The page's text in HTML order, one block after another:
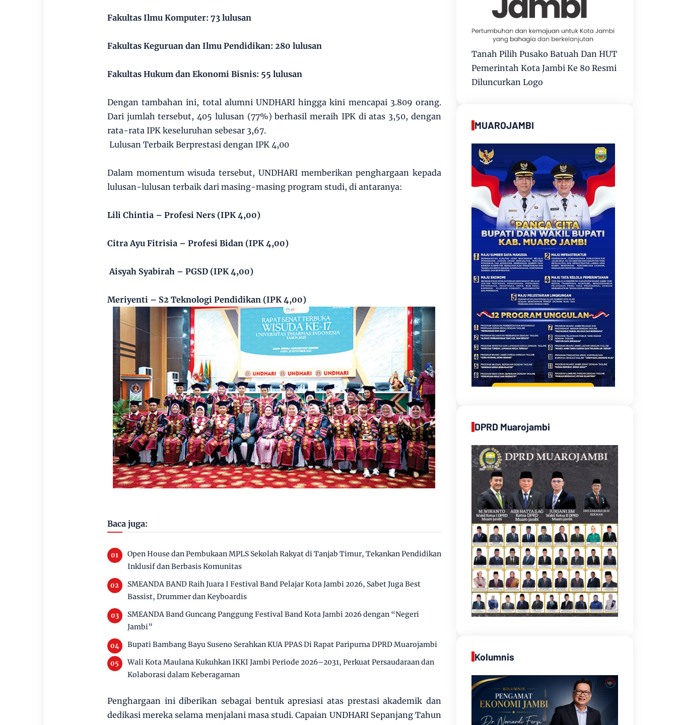
Fakultas Ilmu Komputer: 73 lulusan
Fakultas Keguruan dan Ilmu Pendidikan: 280 lulusan
Fakultas Hukum dan Ekonomi Bisnis: 55 lulusan
Dengan tambahan ini, total alumni UNDHARI hingga kini mencapai 3.809 orang.
Dari jumlah tersebut, 405 lulusan (77%) berhasil meraih IPK di atas 3,50, dengan
rata-rata IPK keseluruhan sebesar 3,67.
Lulusan Terbaik Berprestasi dengan IPK 4,00
Dalam momentum wisuda tersebut, UNDHARI memberikan penghargaan kepada
lulusan-lulusan terbaik dari masing-masing program studi, di antaranya:
Lili Chintia – Profesi Ners (IPK 4,00)
Citra Ayu Fitrisia – Profesi Bidan (IPK 4,00)
Aisyah Syabirah – PGSD (IPK 4,00)
Meriyenti – S2 Teknologi Pendidikan (IPK 4,00)
Baca juga:
Open House dan Pembukaan MPLS Sekolah Rakyat di Tanjab Timur, Tekankan Pendidikan
Inklusif dan Berbasis Komunitas
SMEANDA BAND Raih Juara I Festival Band Pelajar Kota Jambi 2026, Sabet Juga Best
Bassist, Drummer dan Keyboardis
SMEANDA Band Guncang Panggung Festival Band Kota Jambi 2026 dengan “Negeri
Jambi”
Bupati Bambang Bayu Suseno Serahkan KUA PPAS Di Rapat Paripurna DPRD Muarojambi
Wali Kota Maulana Kukuhkan IKKI Jambi Periode 2026–2031, Perkuat Persaudaraan dan
Kolaborasi dalam Keberagaman
Penghargaan ini diberikan sebagai bentuk apresiasi atas prestasi akademik dan
dedikasi mereka selama menjalani masa studi. Capaian UNDHARI Sepanjang Tahun
Tanah Pilih Pusako Batuah Dan HUT
Pemerintah Kota Jambi Ke 80 Resmi
Diluncurkan Logo
MUAROJAMBI
DPRD Muarojambi
Kolumnis